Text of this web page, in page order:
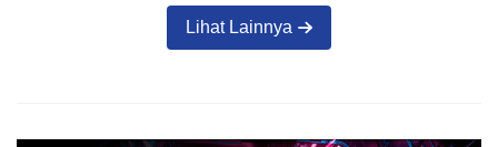
Lihat Lainnya